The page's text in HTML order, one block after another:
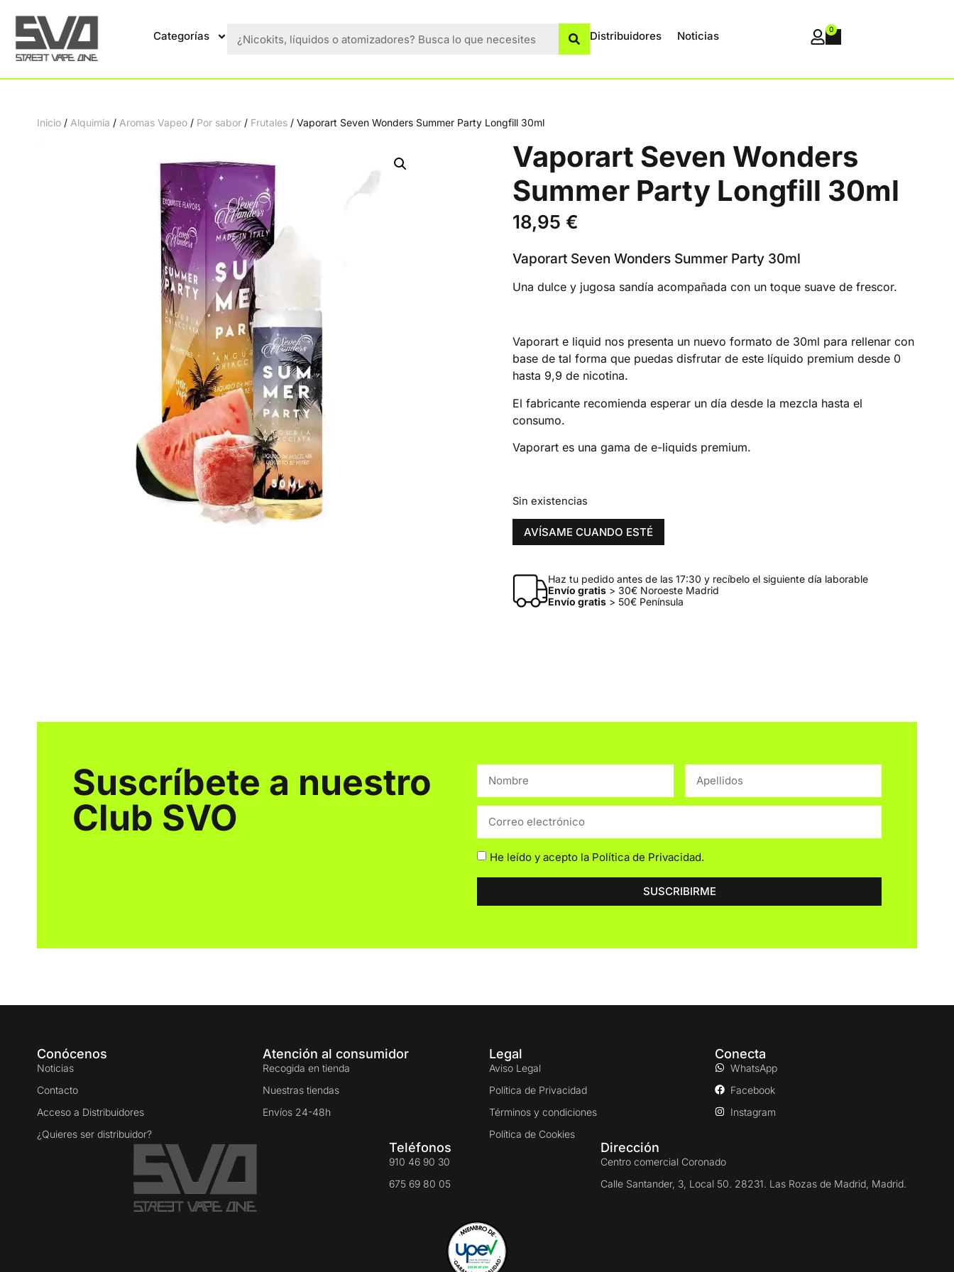
Categorías Distribuidores Noticias 0
Inicio / Alquimia / Aromas Vapeo / Por sabor / Frutales / Vaporart Seven Wonders Summer Party Longfill 30ml
Vaporart Seven Wonders
Summer Party Longfill 30ml
18,95 €
Vaporart Seven Wonders Summer Party 30ml
Una dulce y jugosa sandía acompañada con un toque suave de frescor.
Vaporart e liquid nos presenta un nuevo formato de 30ml para rellenar con
base de tal forma que puedas disfrutar de este líquido premium desde 0
hasta 9,9 de nicotina.
El fabricante recomienda esperar un día desde la mezcla hasta el
consumo.
Vaporart es una gama de e-liquids premium.
Sin existencias
AVÍSAME CUANDO ESTÉ
Haz tu pedido antes de las 17:30 y recíbelo el siguiente día laborable
Envío gratis> 30€ Noroeste Madrid
Envío gratis> 50€ Península
Suscríbete a nuestro
Club SVO
He leído y acepto la Política de Privacidad.
SUSCRIBIRME
Conócenos
Noticias
Contacto
Acceso a Distribuidores
¿Quieres ser distribuidor?
Atención al consumidor
Recogida en tienda
Nuestras tiendas
Envíos 24-48h
Legal
Aviso Legal
Política de Privacidad
Términos y condiciones
Política de Cookies
Conecta
WhatsApp
Facebook
Instagram
Teléfonos
910 46 90 30
675 69 80 05
Dirección
Centro comercial Coronado
Calle Santander, 3, Local 50. 28231. Las Rozas de Madrid, Madrid.